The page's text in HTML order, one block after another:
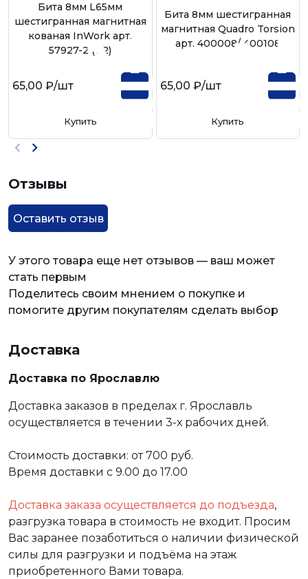
Бита 8мм L65мм
шестигранная магнитная
кованая InWork арт.
57927-2 (1/2)
65,00 ₽/шт
Купить
Бита 8мм шестигранная
магнитная Quadro Torsion
арт. 400008/ 400108
65,00 ₽/шт
Купить
Отзывы
Оставить отзыв
У этого товара еще нет отзывов — ваш может
стать первым
Поделитесь своим мнением о покупке и
помогите другим покупателям сделать выбор
Доставка
Доставка по Ярославлю
Доставка заказов в пределах г. Ярославль
осуществляется в течении 3-х рабочих дней.
Стоимость доставки: от 700 руб.
Время доставки с 9.00 до 17.00
Доставка заказа осуществляется до подъезда,
разгрузка товара в стоимость не входит. Просим
Вас заранее позаботиться о наличии физической
силы для разгрузки и подъёма на этаж
приобретенного Вами товара.